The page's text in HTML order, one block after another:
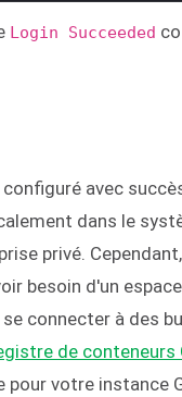
Login Succeeded
avec
dans le
privé.
besoin d'un
connecter à des
de conteneurs
pour votre instance